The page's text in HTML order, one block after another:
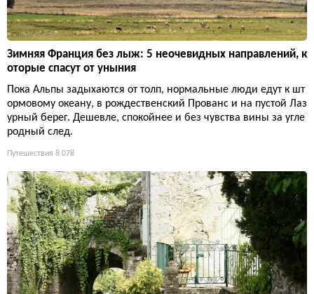
Зимняя Франция без лыж: 5 неочевидных направлений, к
оторые спасут от уныния
Пока Альпы задыхаются от толп, нормальные люди едут к шт
ормовому океану, в рождественский Прованс и на пустой Лаз
урный берег. Дешевле, спокойнее и без чувства вины за угле
родный след.
Путешествия 8 078